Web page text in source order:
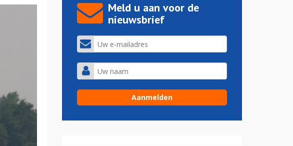
Meld u aan voor de
nieuwsbrief